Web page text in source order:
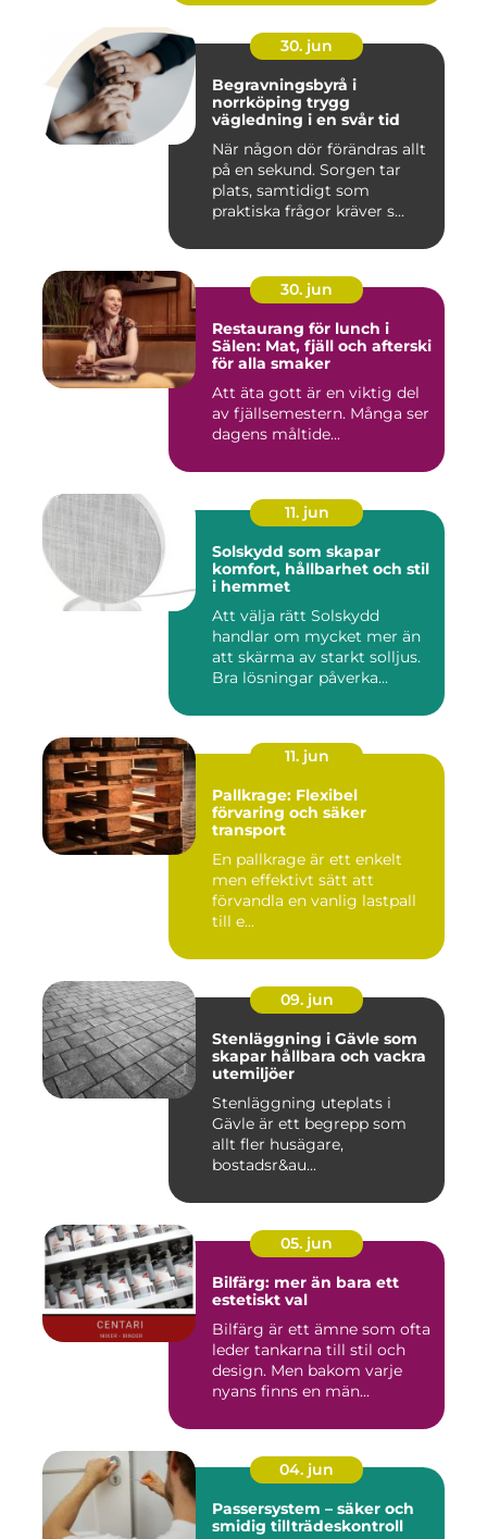
30. jun
Begravningsbyrå i
norrköping trygg
vägledning i en svår tid
När någon dör förändras allt
på en sekund. Sorgen tar
plats, samtidigt som
praktiska frågor kräver s...
30. jun
Restaurang för lunch i
Sälen: Mat, fjäll och afterski
för alla smaker
Att äta gott är en viktig del
av fjällsemestern. Många ser
dagens måltide...
11. jun
Solskydd som skapar
komfort, hållbarhet och stil
i hemmet
Att välja rätt Solskydd
handlar om mycket mer än
att skärma av starkt solljus.
Bra lösningar påverka...
11. jun
Pallkrage: Flexibel
förvaring och säker
transport
En pallkrage är ett enkelt
men effektivt sätt att
förvandla en vanlig lastpall
till e...
09. jun
Stenläggning i Gävle som
skapar hållbara och vackra
utemiljöer
Stenläggning uteplats i
Gävle är ett begrepp som
allt fler husägare,
bostadsr&au...
05. jun
Bilfärg: mer än bara ett
estetiskt val
Bilfärg är ett ämne som ofta
leder tankarna till stil och
design. Men bakom varje
nyans finns en män...
04. jun
Passersystem – säker och
smidig tillträdeskontroll